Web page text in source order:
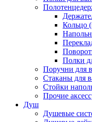
Кольцо
Полки
Поручни для
Стаканы для
Стойки
Прочие
Душ
Душевые